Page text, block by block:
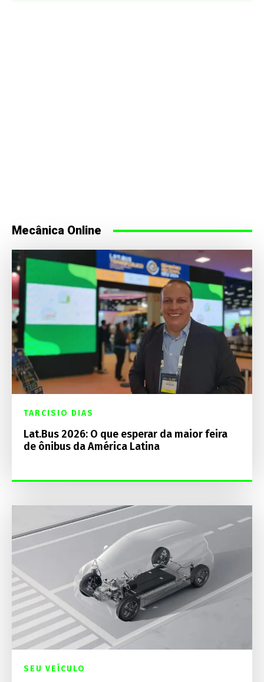
Mecânica Online
TARCISIO DIAS
Lat.Bus 2026: O que esperar da maior feira
de ônibus da América Latina
SEU VEÍCULO